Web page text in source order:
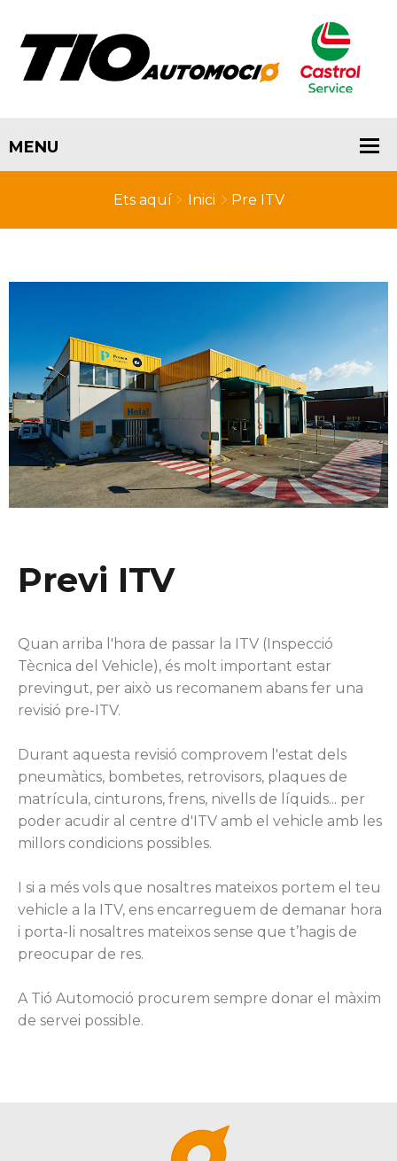
Ets aquí Inici Pre ITV
Previ ITV
Quan arriba l'hora de passar la ITV (Inspecció
Tècnica del Vehicle), és molt important estar
previngut, per això us recomanem abans fer una
revisió pre-ITV.
Durant aquesta revisió comprovem l'estat dels
pneumàtics, bombetes, retrovisors, plaques de
matrícula, cinturons, frens, nivells de líquids... per
poder acudir al centre d'ITV amb el vehicle amb les
millors condicions possibles.
I si a més vols que nosaltres mateixos portem el teu
vehicle a la ITV, ens encarreguem de demanar hora
i porta-li nosaltres mateixos sense que t’hagis de
preocupar de res.
A Tió Automoció procurem sempre donar el màxim
de servei possible.